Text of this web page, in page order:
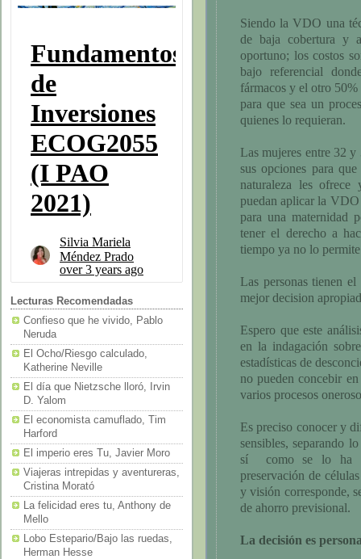
Lecturas Recomendadas
Confieso que he vivido, Pablo
Neruda
El Ocho/Riesgo calculado,
Katherine Neville
El día que Nietzsche lloró, Irvin
D. Yalom
El economista camuflado, Tim
Harford
El imperio eres Tu, Javier Moro
Viajeras intrepidas y aventureras,
Cristina Morató
La felicidad eres tu, Anthony de
Mello
Lobo Estepario/Bajo las ruedas,
Herman Hesse
Siendo la VDO una
de baja cobertura y
oportuno; los costos
bajo referencial
fármacos y el otro
para que sea un
quienes lo requieran.
Las mujeres entre 32
sus opciones para
naturaleza les
puedan aplicar la
para una maternidad
tener el derecho a
tiempo ya no lo
Las personas tienen
mejor decision
Espero que este
en la indagación
estadísticas de
no pueden concebir
varios procesos
Es preciso conocer y
sensibles, separando
sí como se lo ha
preservación de
y visión corresponde,
de ahorro previsional.
La decisión es